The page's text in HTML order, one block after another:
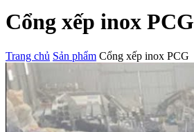
Cổng xếp inox PCG
Trang chủ Sản phẩm Cổng xếp inox PCG